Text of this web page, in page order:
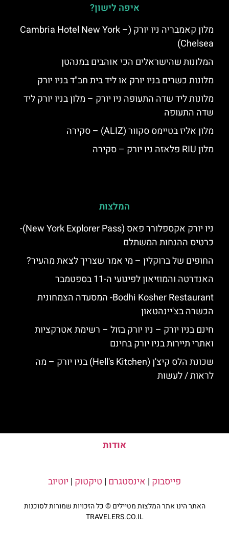
איפה לישון?
מלון קאמבריה ניו יורק (Cambria Hotel New York –
Chelsea)
המלונות שהישראלים הכי אוהבים במנהטן
מלונות כשרים בניו יורק או ליד בית חב"ד בניו יורק
מלונות ליד שדה התעופה ניו יורק – מלון בניו יורק ליד
שדה התעופה
מלון אליז בטיימס סקוור (ALIZ) – סקירה
מלון RIU פלאזה ניו יורק – סקירה
המלצות
ניו יורק אקספלורר פאס (New York Explorer Pass)-
כרטיס ההנחות המשתלם
החופים של ברוקלין – מי אמר שצריך לצאת מהעיר?
האנדרטה והמוזיאון לפיגועי ה-11 בספטמבר
Bodhi Kosher Restaurant- המסעדה הצמחונית
הכשרה בצ'יינהטאון
חינם בניו יורק – ניו יורק בזול – רשימת אטרקציות
ואתרי תיירות בניו יורק בחינם
שכונת הלס קיצ'ן (Hell's Kitchen) בניו יורק – מה
לראות / לעשות
אודות
פייסבוק | אינסטגרם | טיקטוק | יוטיוב
האתר הינו אתר המלצות מטיילים © כל הזכויות שמורות לסוכנות
TRAVELERS.CO.IL